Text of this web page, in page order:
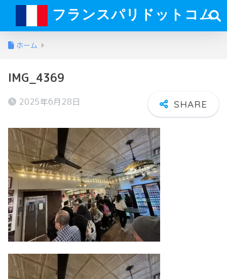
フランスパリドットコム
ホーム
IMG_4369
2025年6月28日